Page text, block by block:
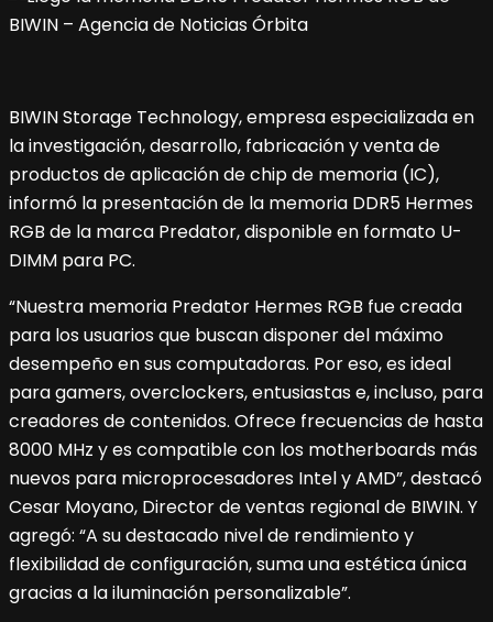
BIWIN Storage Technology, empresa especializada en
la investigación, desarrollo, fabricación y venta de
productos de aplicación de chip de memoria (IC),
informó la presentación de la memoria DDR5 Hermes
RGB de la marca Predator, disponible en formato U-
DIMM para PC.
“Nuestra memoria Predator Hermes RGB fue creada
para los usuarios que buscan disponer del máximo
desempeño en sus computadoras. Por eso, es ideal
para gamers, overclockers, entusiastas e, incluso, para
creadores de contenidos. Ofrece frecuencias de hasta
8000 MHz y es compatible con los motherboards más
nuevos para microprocesadores Intel y AMD”, destacó
Cesar Moyano, Director de ventas regional de BIWIN. Y
agregó: “A su destacado nivel de rendimiento y
flexibilidad de configuración, suma una estética única
gracias a la iluminación personalizable”.